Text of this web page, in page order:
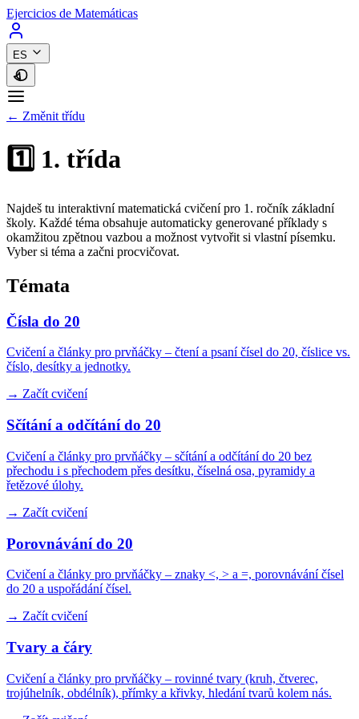
Ejercicios de Matemáticas
ES
← Změnit třídu
1️⃣ 1. třída
Najdeš tu interaktivní matematická cvičení pro 1. ročník základní
školy. Každé téma obsahuje automaticky generované příklady s
okamžitou zpětnou vazbou a možnost vytvořit si vlastní písemku.
Vyber si téma a začni procvičovat.
Témata
Čísla do 20
Cvičení a články pro prvňáčky – čtení a psaní čísel do 20, číslice vs.
číslo, desítky a jednotky.
→ Začít cvičení
Sčítání a odčítání do 20
Cvičení a články pro prvňáčky – sčítání a odčítání do 20 bez
přechodu i s přechodem přes desítku, číselná osa, pyramidy a
řetězové úlohy.
→ Začít cvičení
Porovnávání do 20
Cvičení a články pro prvňáčky – znaky <, > a =, porovnávání čísel
do 20 a uspořádání čísel.
→ Začít cvičení
Tvary a čáry
Cvičení a články pro prvňáčky – rovinné tvary (kruh, čtverec,
trojúhelník, obdélník), přímky a křivky, hledání tvarů kolem nás.